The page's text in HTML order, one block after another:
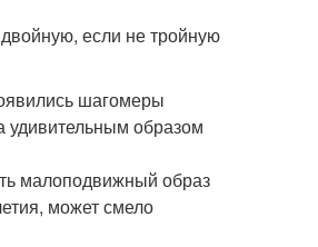
если не тройную
шагомеры
удивительным образом
малоподвижный образ
может смело